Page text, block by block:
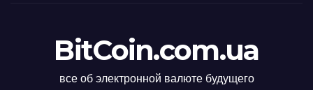
BitCoin.com.ua
все об электронной валюте будущего